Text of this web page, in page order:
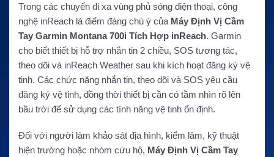
Trong các chuyến đi xa vùng phủ sóng điện thoại, công
nghệ inReach là điểm đáng chú ý của Máy Định Vị Cầm
Tay Garmin Montana 700i Tích Hợp inReach. Garmin
cho biết thiết bị hỗ trợ nhắn tin 2 chiều, SOS tương tác,
theo dõi và inReach Weather sau khi kích hoạt đăng ký vệ
tinh. Các chức năng nhắn tin, theo dõi và SOS yêu cầu
đăng ký vệ tinh, đồng thời thiết bị cần có tầm nhìn rõ lên
bầu trời để sử dụng các tính năng vệ tinh ổn định.
Đối với người làm khảo sát địa hình, kiểm lâm, kỹ thuật
hiện trường hoặc nhóm cứu hộ, Máy Định Vị Cầm Tay